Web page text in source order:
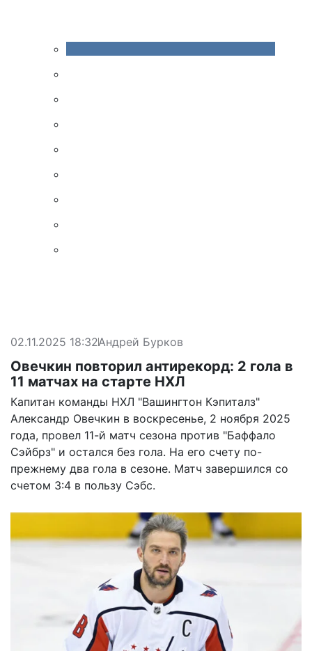
02.11.2025 18:32Андрей Бурков
Овечкин повторил антирекорд: 2 гола в
11 матчах на старте НХЛ
Капитан команды НХЛ "Вашингтон Кэпиталз"
Александр Овечкин в воскресенье, 2 ноября 2025
года, провел 11-й матч сезона против "Баффало
Сэйбрз" и остался без гола. На его счету по-
прежнему два гола в сезоне. Матч завершился со
счетом 3:4 в пользу Сэбс.